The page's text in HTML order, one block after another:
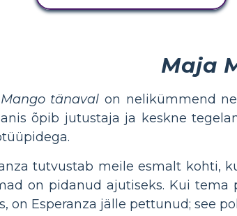
Maja
tänaval on nelikümmend
õpib jutustaja ja keskne
tutvustab meile esmalt kohti,
on pidanud ajutiseks. Kui
on Esperanza jälle pettunud; see